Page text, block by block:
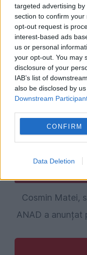
targeted advertising
section to confirm
opt-out request is
interest-based ads
us or personal
your opt-out. You may
disclosure of your
IAB’s list of
also be disclosed by
Downstream
CONFIRM
Data Deletion
Cosmin Matei,
ANAD a anunțat